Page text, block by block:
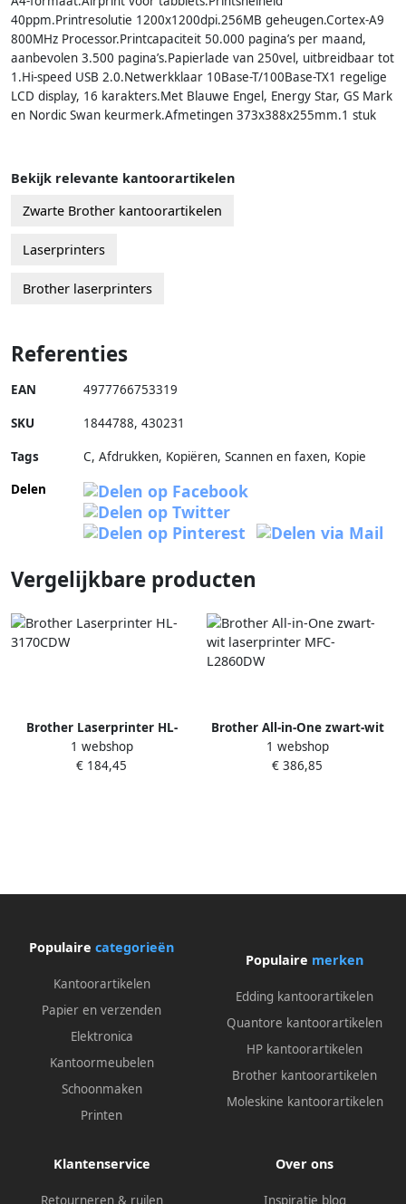
40ppm.Printresolutie 1200x1200dpi.256MB geheugen.Cortex-A9
800MHz Processor.Printcapaciteit 50.000 pagina’s per maand,
aanbevolen 3.500 pagina’s.Papierlade van 250vel, uitbreidbaar tot
1.Hi-speed USB 2.0.Netwerkklaar 10Base-T/100Base-TX1 regelige
LCD display, 16 karakters.Met Blauwe Engel, Energy Star, GS Mark
en Nordic Swan keurmerk.Afmetingen 373x388x255mm.1 stuk
Bekijk relevante kantoorartikelen
Zwarte Brother kantoorartikelen
Laserprinters
Brother laserprinters
Referenties
EAN 4977766753319
SKU 1844788, 430231
Tags
C, Afdrukken, Kopiëren, Scannen en faxen, Kopie
Delen
Vergelijkbare producten
Brother Laserprinter HL-
3170CDW
1 webshop
€ 184,45
Brother All-in-One zwart-wit
laserprinter MFC-L2860DW
1 webshop
€ 386,85
Populaire categorieën
Kantoorartikelen
Papier en verzenden
Elektronica
Kantoormeubelen
Schoonmaken
Printen
Populaire merken
Edding kantoorartikelen
Quantore kantoorartikelen
HP kantoorartikelen
Brother kantoorartikelen
Moleskine kantoorartikelen
Klantenservice
Retourneren & ruilen
Over ons
Inspiratie blog